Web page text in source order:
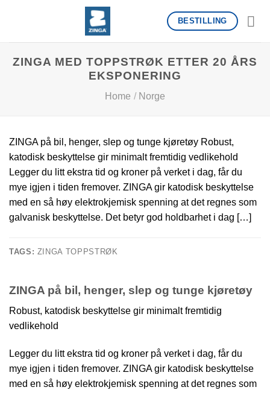
BESTILLING
ZINGA MED TOPPSTRØK ETTER 20 ÅRS
EKSPONERING
Home / Norge
ZINGA på bil, henger, slep og tunge kjøretøy Robust,
katodisk beskyttelse gir minimalt fremtidig vedlikehold
Legger du litt ekstra tid og kroner på verket i dag, får du
mye igjen i tiden fremover. ZINGA gir katodisk beskyttelse
med en så høy elektrokjemisk spenning at det regnes som
galvanisk beskyttelse. Det betyr god holdbarhet i dag […]
TAGS: ZINGA TOPPSTRØK
ZINGA på bil, henger, slep og tunge kjøretøy
Robust, katodisk beskyttelse gir minimalt fremtidig
vedlikehold
Legger du litt ekstra tid og kroner på verket i dag, får du
mye igjen i tiden fremover. ZINGA gir katodisk beskyttelse
med en så høy elektrokjemisk spenning at det regnes som